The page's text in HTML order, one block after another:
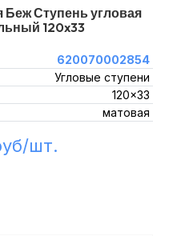
Ступень угловая
120x33
620070002854
Угловые ступени
120x33
матовая
шт.